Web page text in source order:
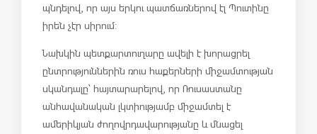
պնդելով, որ այս երկու պատճառներով էլ Պուտինը
իրեն չէր սիրում:
Նախկին պետքարտուղարը ավելի է խորացրել
ընտրություններին ռուս հաքերների միջամտության
սկանդալը՝ հայտարարելով, որ Ռուսաստանը
անհավանական լկտիությամբ միջամտել է
ամերիկյան ժողովրդավարությանը և մնացել